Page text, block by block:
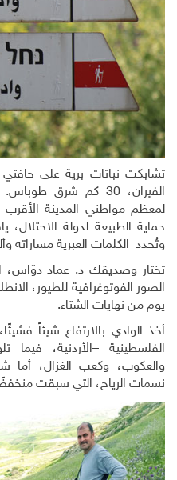
تشابكت نباتات برية على
الفيران، 30 كم شرق
لمعظم مواطني المدينة
حماية الطبيعة لدولة
وتُحدد الكلمات العبرية مساراته
تختار وصديقك د. عماد دوّاس،
الصور الفوتوغرافية للطيور،
يوم من نهايات الشتاء.
أخذ الوادي بالارتفاع شيئاً
الفلسطينية –الأردنية، فيما
والعكوب، وكعب الغزال، أما
نسمات الرياح، التي سبقت